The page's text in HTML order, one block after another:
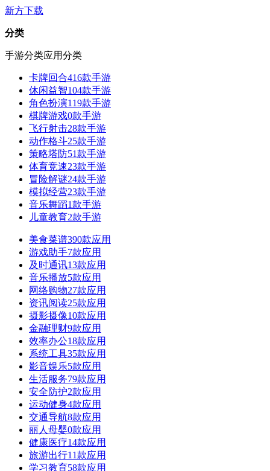
新方下载
分类
手游分类应用分类
卡牌回合416款手游
休闲益智104款手游
角色扮演119款手游
棋牌游戏0款手游
飞行射击28款手游
动作格斗25款手游
策略塔防51款手游
体育竞速23款手游
冒险解谜24款手游
模拟经营23款手游
音乐舞蹈1款手游
儿童教育2款手游
美食菜谱390款应用
游戏助手7款应用
及时通讯13款应用
音乐播放5款应用
网络购物27款应用
资讯阅读25款应用
摄影摄像10款应用
金融理财9款应用
效率办公18款应用
系统工具35款应用
影音娱乐5款应用
生活服务79款应用
安全防护2款应用
运动健身4款应用
交通导航8款应用
丽人母婴0款应用
健康医疗14款应用
旅游出行11款应用
学习教育58款应用